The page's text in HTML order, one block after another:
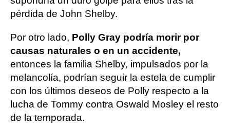
pérdida de John Shelby.
Por otro lado, Polly Gray podría morir por
causas naturales o en un accidente,
entonces la familia Shelby, impulsados por la
melancolía, podrían seguir la estela de cumplir
con los últimos deseos de Polly respecto a la
lucha de Tommy contra Oswald Mosley el resto
de la temporada.